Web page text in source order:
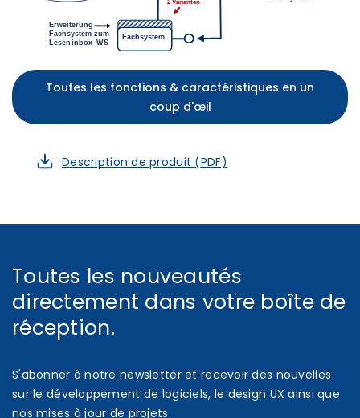
Toutes les fonctions & caractéristiques en un
coup d'œil
Description de produit (PDF)
Toutes les nouveautés
directement dans votre boîte de
réception.
S'abonner à notre newsletter et recevoir des nouvelles
sur le développement de logiciels, le design UX ainsi que
nos mises à jour de projets.